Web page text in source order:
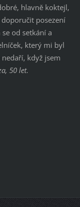
hlavně koktejl,
posezení
od setkání a
který mi byl
když jsem
50 let.